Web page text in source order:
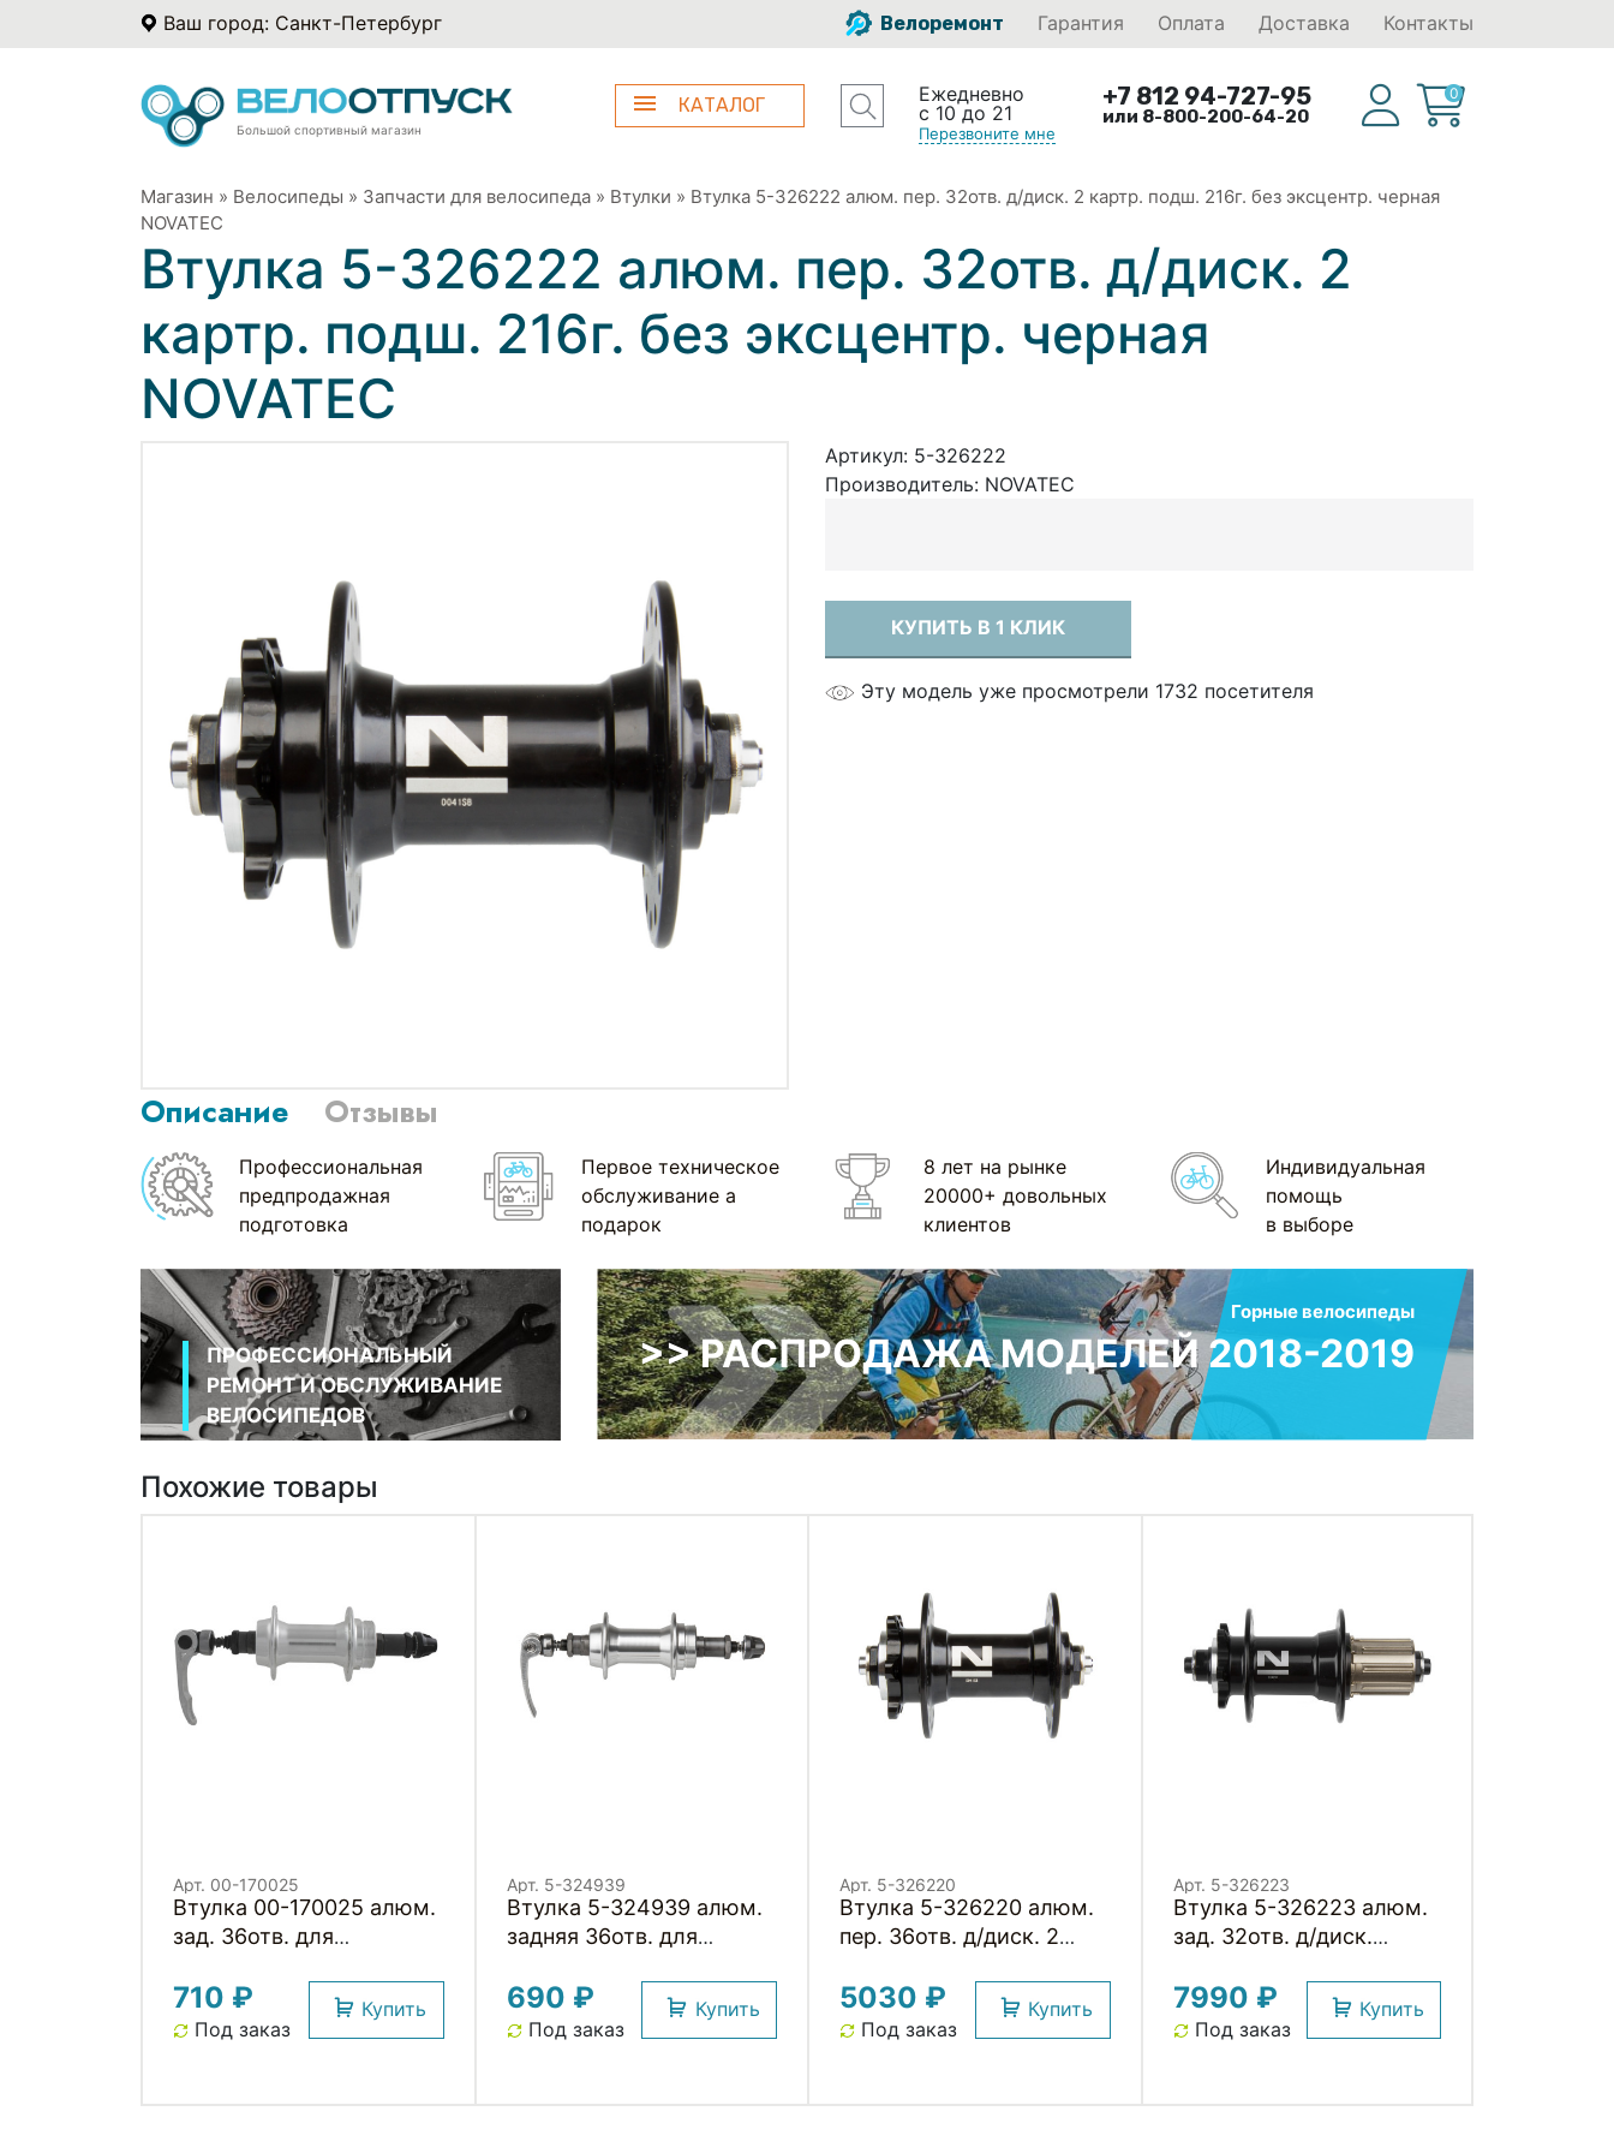
Ваш город: Санкт-Петербург Велоремонт Гарантия Оплата Доставка Контакты
Большой спортивный магазин
КАТАЛОГ
Ежедневно
с 10 до 21
Перезвоните мне
+7 812 94-727-95
или 8-800-200-64-20
0
Магазин » Велосипеды » Запчасти для велосипеда » Втулки » Втулка 5-326222 алюм. пер. 32отв. д/диск. 2 картр. подш. 216г. без эксцентр. черная
NOVATEС
Втулка 5-326222 алюм. пер. 32отв. д/диск. 2
картр. подш. 216г. без эксцентр. черная
NOVATEС
Артикул: 5-326222
Производитель: NOVATEС
КУПИТЬ В 1 КЛИК
Эту модель уже просмотрели 1732 посетителя
Описание Отзывы
Профессиональная
предпродажная
подготовка
Первое техническое
обслуживание а
подарок
8 лет на рынке
20000+ довольных
клиентов
Индивидуальная
помощь
в выборе
ПРОФЕССИОНАЛЬНЫЙ
РЕМОНТ И ОБСЛУЖИВАНИЕ
ВЕЛОСИПЕДОВ
Горные велосипеды
>> РАСПРОДАЖА МОДЕЛЕЙ 2018-2019
Похожие товары
Арт. 00-170025
Втулка 00-170025 алюм.
зад. 36отв. для
135мм черн.
710 ₽
Под заказ
Купить
Арт. 5-324939
Втулка 5-324939 алюм.
задняя 36отв. для
эксцентриком
OLD130мм черная
690 ₽
Под заказ
Купить
Арт. 5-326220
Втулка 5-326220 алюм.
пер. 36отв. д/диск. 2
эксцентр. черная
NOVATEС
5030 ₽
Под заказ
Купить
Арт. 5-326223
Втулка 5-326223 алюм.
зад. 32отв. д/диск.
492г. без эксцентр.
черная NOVATEС
7990 ₽
Под заказ
Купить